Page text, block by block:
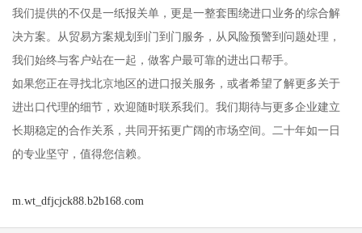
我们提供的不仅是一纸报关单，更是一整套围绕进口业务的综合解
决方案。从贸易方案规划到门到门服务，从风险预警到问题处理，
我们始终与客户站在一起，做客户最可靠的进出口帮手。
如果您正在寻找北京地区的进口报关服务，或者希望了解更多关于
进出口代理的细节，欢迎随时联系我们。我们期待与更多企业建立
长期稳定的合作关系，共同开拓更广阔的市场空间。二十年如一日
的专业坚守，值得您信赖。
m.wt_dfjcjck88.b2b168.com